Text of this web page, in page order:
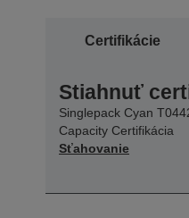
Certifikácie
Stiahnuť
Singlepack Cyan
Capacity Certifikácia
Sťahovanie